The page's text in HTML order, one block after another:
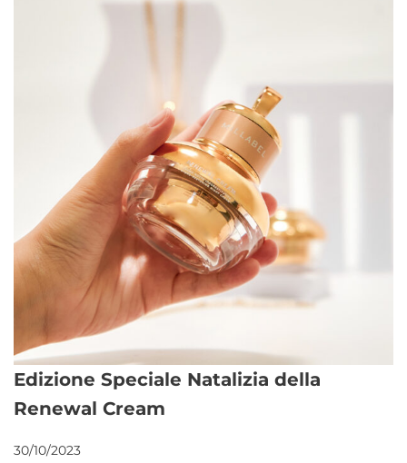
Edizione Speciale Natalizia della
Renewal Cream
30/10/2023